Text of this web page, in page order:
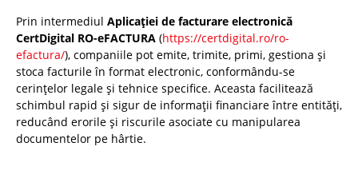
Prin intermediul Aplicației de facturare electronică
CertDigital RO-eFACTURA (https://certdigital.ro/ro-
efactura/), companiile pot emite, trimite, primi, gestiona și
stoca facturile în format electronic, conformându-se
cerințelor legale și tehnice specifice. Aceasta facilitează
schimbul rapid și sigur de informații financiare între entități,
reducând erorile și riscurile asociate cu manipularea
documentelor pe hârtie.